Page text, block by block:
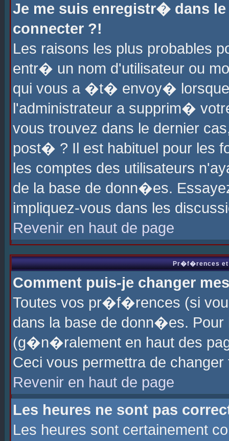
Je me suis enregistr� dans
connecter ?!
Les raisons les plus probables
entr� un nom d'utilisateur ou
qui vous a �t� envoy�
l'administrateur a supprim�
vous trouvez dans le dernier
post� ? Il est habituel pour les
les comptes des utilisateurs
de la base de donn�es.
impliquez-vous dans les
Revenir en haut de page
Pr�f�rences et
Comment puis-je changer
Toutes vos pr�f�rences (si
dans la base de donn�es.
(g�n�ralement en haut des
Ceci vous permettra de
Revenir en haut de page
Les heures ne sont pas
Les heures sont certainement